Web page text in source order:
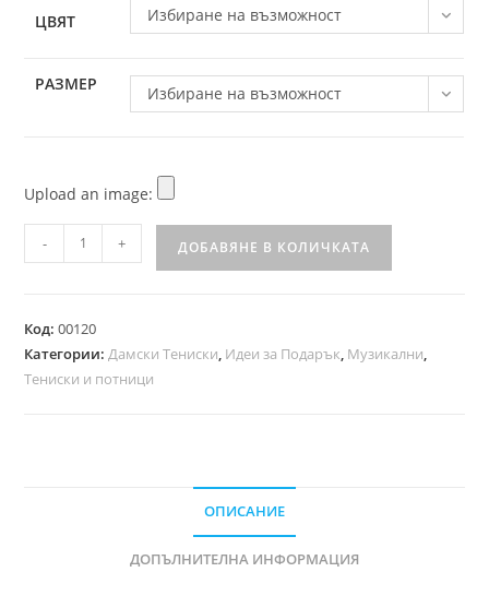
ЦВЯТ Избиране на възможност
РАЗМЕР Избиране на възможност
Upload an image:
- + ДОБАВЯНЕ В КОЛИЧКАТА
Код:00120
Категории:Дамски Тениски, Идеи за Подарък, Музикални,
Тениски и потници
ОПИСАНИЕ
ДОПЪЛНИТЕЛНА ИНФОРМАЦИЯ